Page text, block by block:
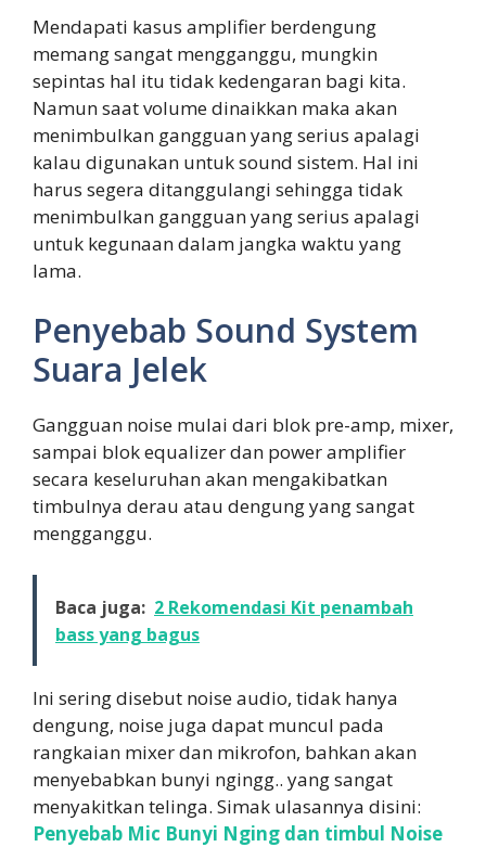
Mendapati kasus amplifier berdengung
memang sangat mengganggu, mungkin
sepintas hal itu tidak kedengaran bagi kita.
Namun saat volume dinaikkan maka akan
menimbulkan gangguan yang serius apalagi
kalau digunakan untuk sound sistem. Hal ini
harus segera ditanggulangi sehingga tidak
menimbulkan gangguan yang serius apalagi
untuk kegunaan dalam jangka waktu yang
lama.
Penyebab Sound System
Suara Jelek
Gangguan noise mulai dari blok pre-amp, mixer,
sampai blok equalizer dan power amplifier
secara keseluruhan akan mengakibatkan
timbulnya derau atau dengung yang sangat
mengganggu.
Baca juga: 2 Rekomendasi Kit penambah
bass yang bagus
Ini sering disebut noise audio, tidak hanya
dengung, noise juga dapat muncul pada
rangkaian mixer dan mikrofon, bahkan akan
menyebabkan bunyi ngingg.. yang sangat
menyakitkan telinga. Simak ulasannya disini:
Penyebab Mic Bunyi Nging dan timbul Noise